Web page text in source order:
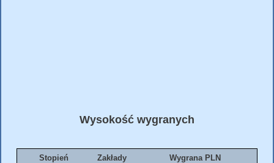
Wysokość wygranych
Stopień Zakłady Wygrana PLN